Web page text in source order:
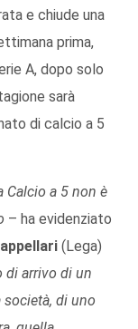
e chiude una
prima,
A, dopo solo
sarà
di calcio a 5
Calcio a 5 non è
– ha evidenziato
(Lega)
di arrivo di un
di uno